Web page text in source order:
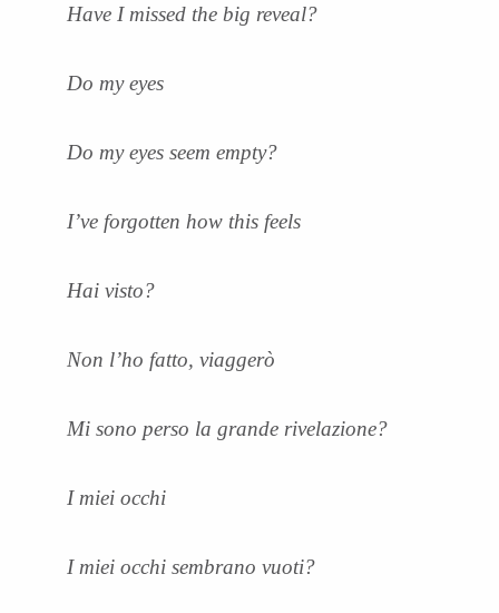
Have I missed the big reveal?
Do my eyes
Do my eyes seem empty?
I’ve forgotten how this feels
Hai visto?
Non l’ho fatto, viaggerò
Mi sono perso la grande rivelazione?
I miei occhi
I miei occhi sembrano vuoti?